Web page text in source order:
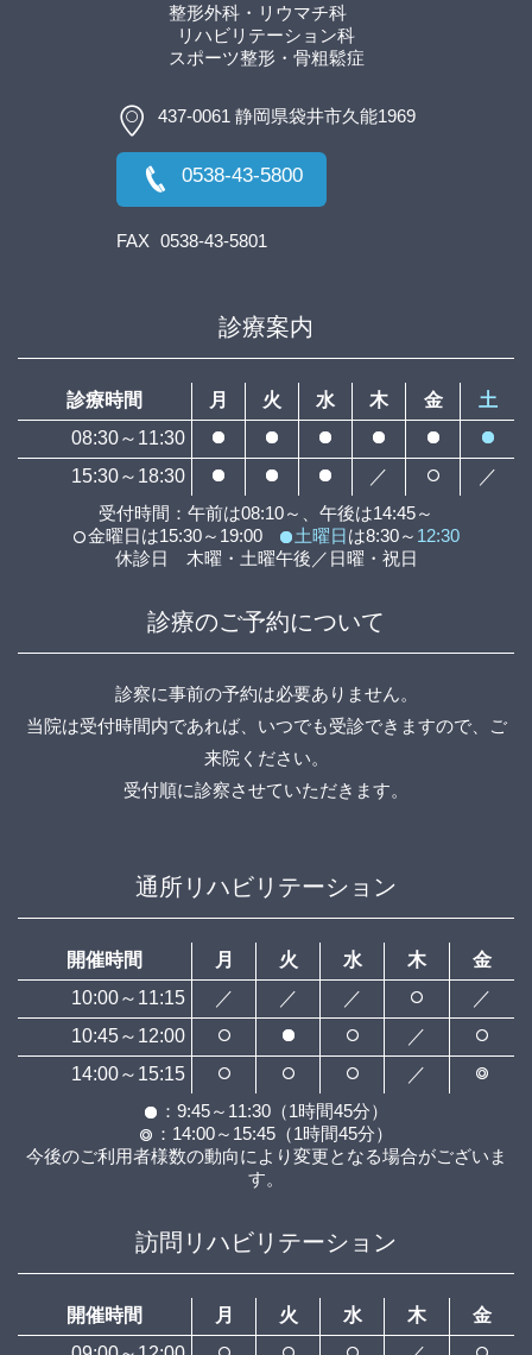
整形外科・リウマチ科
リハビリテーション科
スポーツ整形 ・骨粗鬆症
437-0061 静岡県袋井市久能1969
0538-43-5800
FAX 0538-43-5801
診療案内
診療時間 月 火 水 木 金
土
08:30～11:30
15:30～18:30
／
／
受付時間：午前は08:10～、午後は14:45～
金曜日は15:30～19:00
土曜日は8:30～ 12:30
休診日 木曜・土曜午後／日曜・祝日
診療のご予約について
診察に事前の予約は必要ありません。
当院は受付時間内であれば、いつでも受診できますので、ご
来院ください。
受付順に診察させていただきます。
通所リハビリテーション
開催時間 月 火 水 木
金
10:00～11:15
／ ／ ／
／
10:45～12:00
／
14:00～15:15
／
：9:45～11:30（1時間45分）
：14:00～15:45（1時間45分）
今後のご利用者様数の動向により変更となる場合がございま
す。
訪問リハビリテーション
開催時間 月 火 水 木
金